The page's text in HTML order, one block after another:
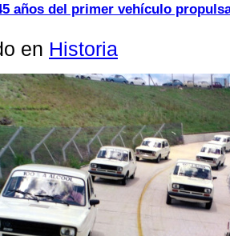
años del primer vehículo
en Historia